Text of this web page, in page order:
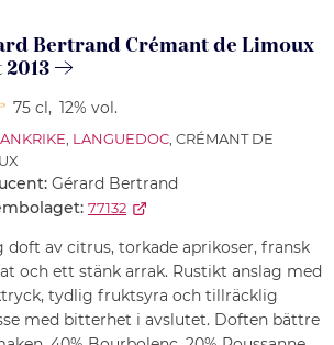
Bertrand Crémant de Limoux
75 cl, 12% vol.
LANGUEDOC, CRÉMANT DE
Gérard Bertrand
77132
doft av citrus, torkade aprikoser, fransk
och ett stänk arrak. Rustikt anslag med
tydlig fruktsyra och tillräcklig
med bitterhet i avslutet. Doften bättre